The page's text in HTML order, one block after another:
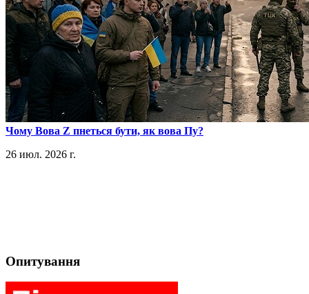
​Чому Вова Z пнеться бути, як вова Пу?
26 июл. 2026 г.
Опитування